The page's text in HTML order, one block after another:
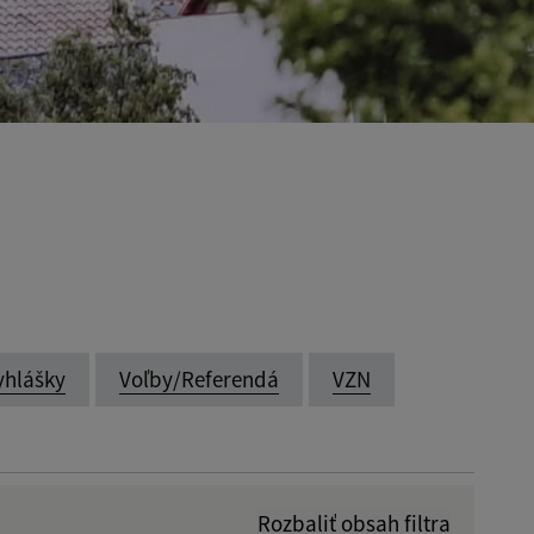
Voľby/Referendá VZN
Rozbaliť obsah filtra